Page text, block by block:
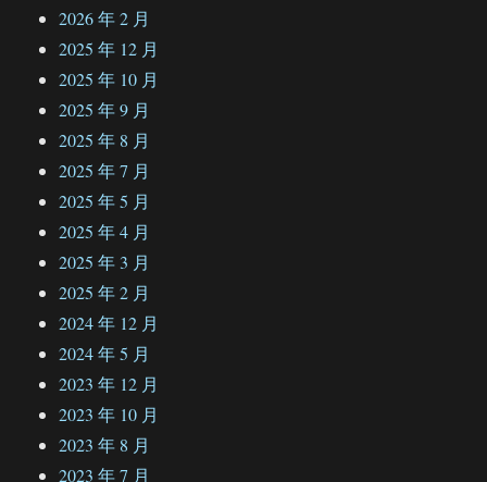
2026 年 2 月
2025 年 12 月
2025 年 10 月
2025 年 9 月
2025 年 8 月
2025 年 7 月
2025 年 5 月
2025 年 4 月
2025 年 3 月
2025 年 2 月
2024 年 12 月
2024 年 5 月
2023 年 12 月
2023 年 10 月
2023 年 8 月
2023 年 7 月